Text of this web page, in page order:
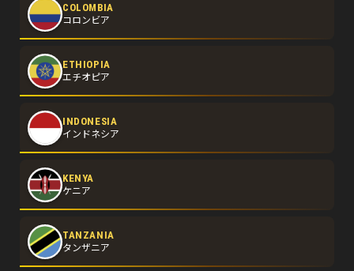
COLOMBIA
コロンビア
ETHIOPIA
エチオピア
INDONESIA
インドネシア
KENYA
ケニア
TANZANIA
タンザニア